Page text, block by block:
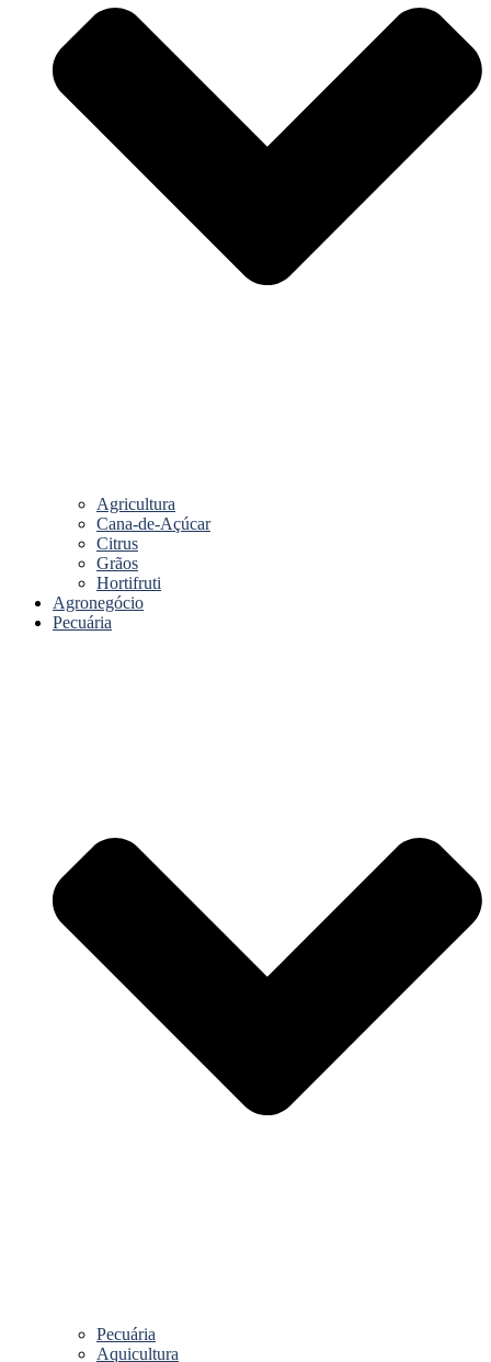
Agricultura
Cana-de-Açúcar
Citrus
Grãos
Hortifruti
Agronegócio
Pecuária
Pecuária
Aquicultura